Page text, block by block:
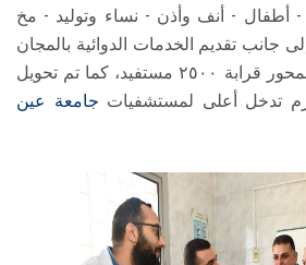
أطفال - أنف وأذن - نساء وتوليد - مخ
تقديم الخدمات الدوائية بالمجان
وتلقي الخدمة في هذا المحور قرابة ٢٥٠٠ مستفيد، كما تم تحويل
تدخل أعلى لمستشفيات جامعة عين